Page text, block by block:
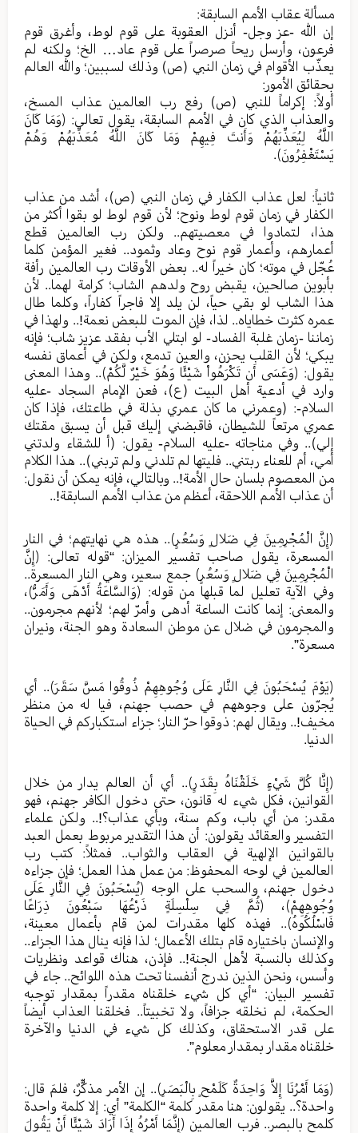
مسألة عقاب الأمم السابقة:
إن الله -عز وجل- أنزل العقوبة على قوم لوط، وأغرق قوم
فرعون، وأرسل ريحاً صرصراً على قوم عاد… الخ؛ ولكنه لم
يعذّب الأقوام في زمان النبي (ص) وذلك لسببين؛ والله العالم
بحقائق الأمور:
أولاً: إكراماً للنبي (ص) رفع رب العالمين عذاب المسخ،
والعذاب الذي كان في الأمم السابقة، يقول تعالى: ﴿وَمَا كَانَ
اللَّهُ لِيُعَذِّبَهُمْ وَأَنتَ فِيهِمْ وَمَا كَانَ اللَّهُ مُعَذِّبَهُمْ وَهُمْ
يَسْتَغْفِرُونَ﴾.
ثانياً: لعل عذاب الكفار في زمان النبي (ص)، أشد من عذاب
الكفار في زمان قوم لوط ونوح؛ لأن قوم لوط لو بقوا أكثر من
هذا، لتمادوا في معصيتهم.. ولكن رب العالمين قطع
أعمارهم، وأعمار قوم نوح وعاد وثمود.. فغير المؤمن كلما
عُجّل في موته؛ كان خيراً له.. بعض الأوقات رب العالمين رأفة
بأبوين صالحين، يقبض روح ولدهم الشاب؛ كرامة لهما.. لأن
هذا الشاب لو بقي حياً، لن يلد إلا فاجراً كفاراً، وكلما طال
عمره كثرت خطاياه.. لذا، فإن الموت للبعض نعمة!.. ولهذا في
زماننا -زمان غلبة الفساد- لو ابتلي الأب بفقد عزيز شاب؛ فإنه
يبكي؛ لأن القلب يحزن، والعين تدمع، ولكن في أعماق نفسه
يقول: ﴿وَعَسَى أَن تَكْرَهُواْ شَيْئًا وَهُوَ خَيْرٌ لَّكُمْ﴾.. وهذا المعنى
وارد في أدعية أهل البيت (ع)، فعن الإمام السجاد -عليه
السلام-: (وعمرني ما كان عمري بذلة في طاعتك، فإذا كان
عمري مرتعاً للشيطان، فاقبضني إليك قبل أن يسبق مقتك
إلي).. وفي مناجاته -عليه السلام- يقول: (أ للشقاء ولدتني
أمي، أم للعناء ربتني.. فليتها لم تلدني ولم تربني).. هذا الكلام
من المعصوم بلسان حال الأمة!.. وبالتالي، فإنه يمكن أن نقول:
أن عذاب الأمم اللاحقة، أعظم من عذاب الأمم السابقة!..
﴿إِنَّ الْمُجْرِمِينَ فِي ضَلالٍ وَسُعُرٍ﴾.. هذه هي نهايتهم؛ في النار
المسعرة، يقول صاحب تفسير الميزان: “قوله تعالى: ﴿إِنَّ
الْمُجْرِمِينَ فِي ضَلالٍ وَسُعُرٍ﴾ جمع سعير، وهي النار المسعرة..
وفي الآية تعليل لما قبلها من قوله: ﴿وَالسَّاعَةُ أَدْهَى وَأَمَرُّ﴾،
والمعنى: إنما كانت الساعة أدهى وأمرّ لهم؛ لأنهم مجرمون..
والمجرمون في ضلال عن موطن السعادة وهو الجنة، ونيران
مسعرة”.
﴿يَوْمَ يُسْحَبُونَ فِي النَّارِ عَلَى وُجُوهِهِمْ ذُوقُوا مَسَّ سَقَرَ﴾.. أي
يُجرّون على وجوههم في حصب جهنم، فيا له من منظر
مخيف!.. ويقال لهم: ذوقوا حرّ النار؛ جزاء استكباركم في الحياة
الدنيا.
﴿إِنَّا كُلَّ شَيْءٍ خَلَقْنَاهُ بِقَدَرٍ﴾.. أي أن العالم يدار من خلال
القوانين، فكل شيء له قانون، حتى دخول الكافر جهنم، فهو
مقدر: من أي باب، وكم سنة، وبأي عذاب؟!.. ولكن علماء
التفسير والعقائد يقولون: أن هذا التقدير مربوط بعمل العبد
بالقوانين الإلهية في العقاب والثواب.. فمثلاً: كتب رب
العالمين في لوحه المحفوظ: من عمل هذا العمل؛ فإن جزاءه
دخول جهنم، والسحب على الوجه ﴿يُسْحَبُونَ فِي النَّارِ عَلَى
وُجُوهِهِمْ﴾، ﴿ثُمَّ فِي سِلْسِلَةٍ ذَرْعُهَا سَبْعُونَ ذِرَاعًا
فَاسْلُكُوهُ﴾.. فهذه كلها مقدرات لمن قام بأعمال معينة،
والإنسان باختياره قام بتلك الأعمال؛ لذا فإنه ينال هذا الجزاء..
وكذلك بالنسبة لأهل الجنة!.. فإذن، هناك قواعد ونظريات
وأسس، ونحن الذين ندرج أنفسنا تحت هذه اللوائح.. جاء في
تفسير البيان: “أي كل شيء خلقناه مقدراً بمقدار توجبه
الحكمة، لم نخلقه جزافاً، ولا تخبيتاً.. فخلقنا العذاب أيضاً
على قدر الاستحقاق، وكذلك كل شيء في الدنيا والآخرة
خلقناه مقدار بمقدار معلوم”.
﴿وَمَا أَمْرُنَا إِلاَّ وَاحِدَةٌ كَلَمْحٍ بِالْبَصَرِ﴾.. إن الأمر مذكّّرٌ، فلمَ قال:
واحدة؟.. يقولون: هنا مقدر كلمة “الكلمة” أي: إلا كلمة واحدة
كلمح بالبصر.. فرب العالمين ﴿إِنَّمَا أَمْرُهُ إِذَا أَرَادَ شَيْئًا أَنْ يَقُولَ